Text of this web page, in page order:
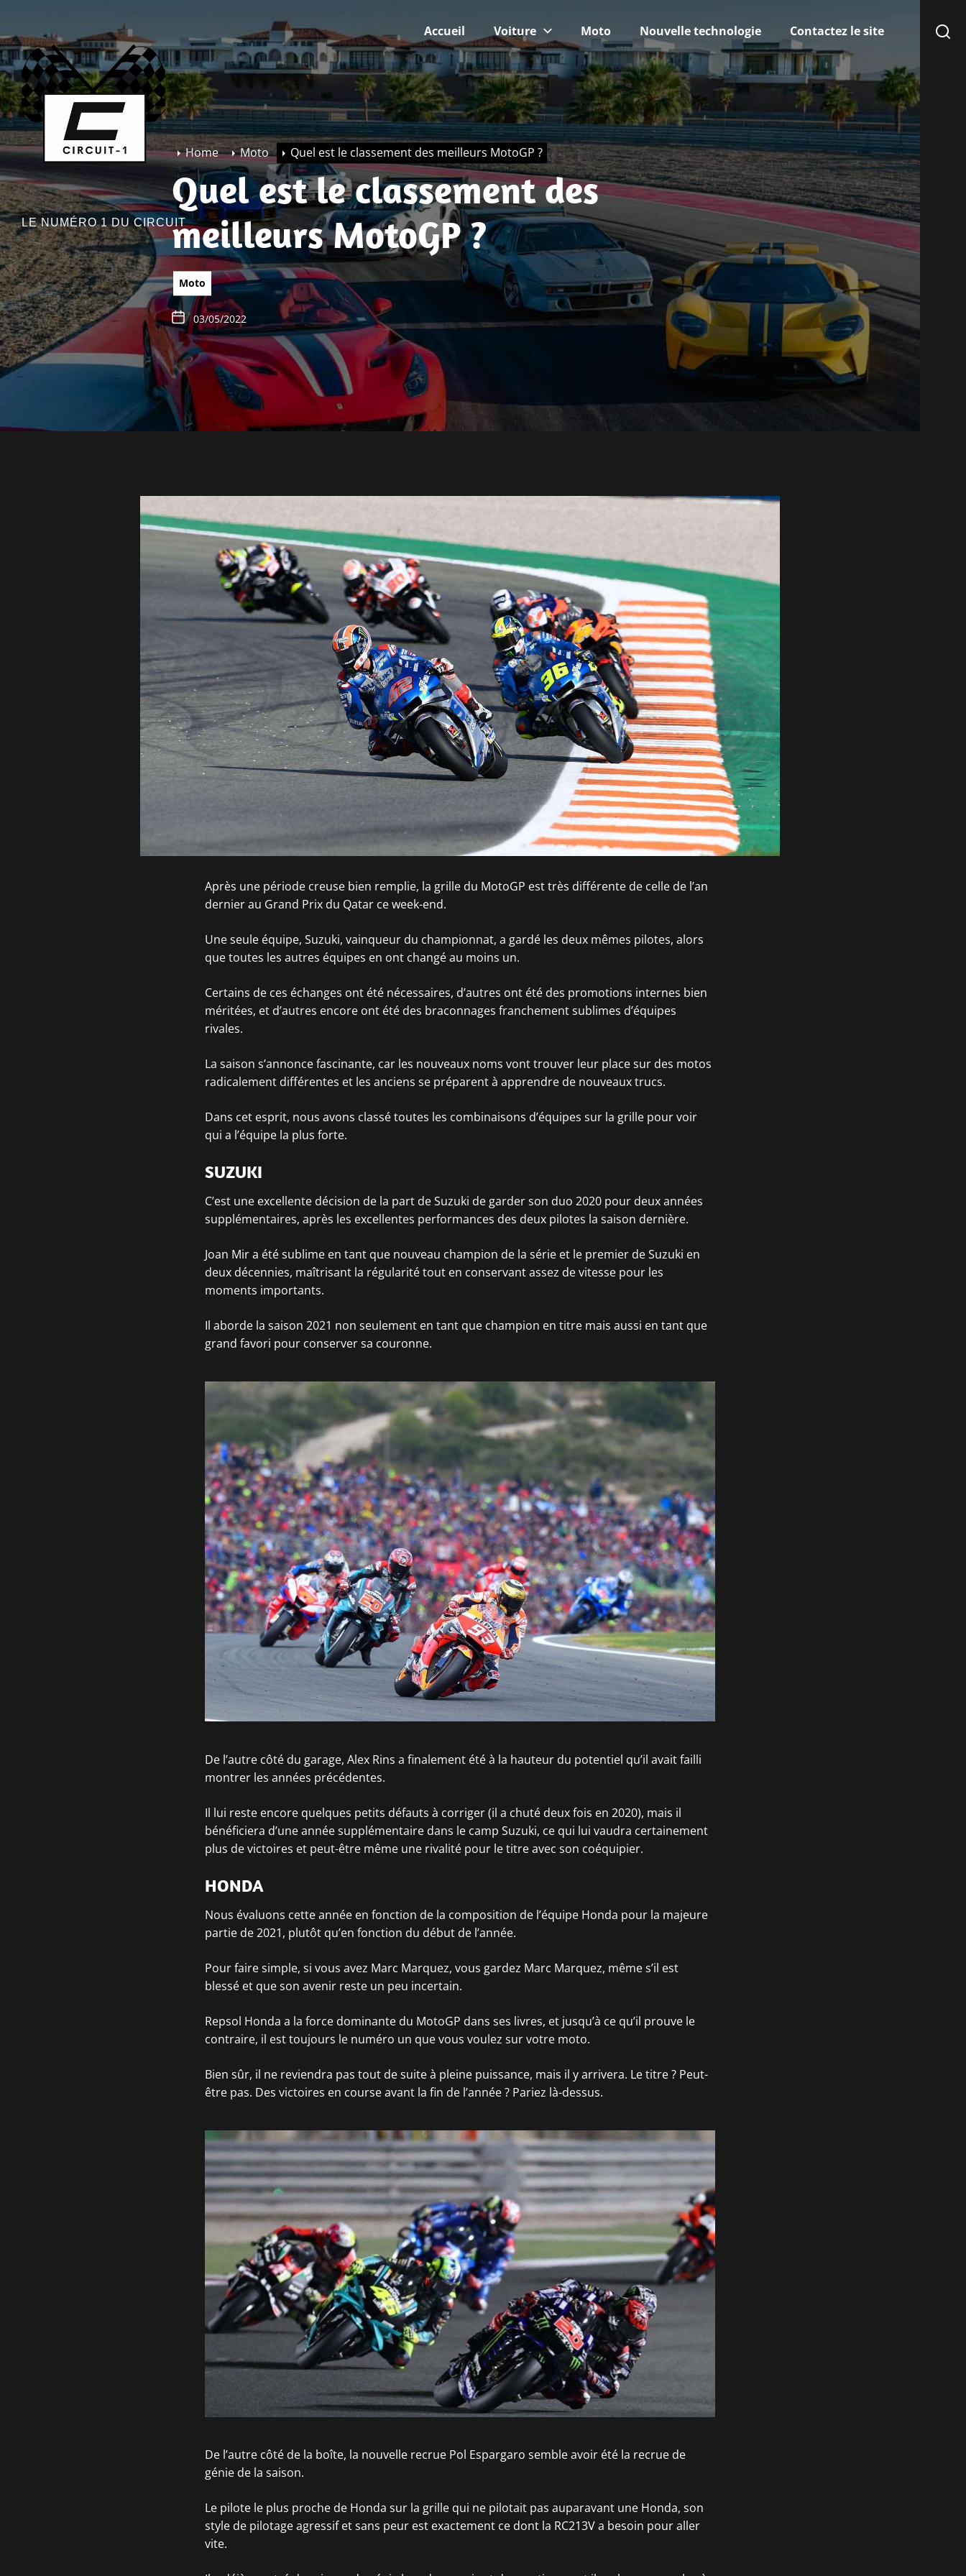
the
content
1
LE NUMÉRO 1 DU CIRCUIT
Accueil Voiture Moto Nouvelle technologie Contactez le site
Home Moto Quel est le classement des meilleurs MotoGP ?
Quel est le classement des
meilleurs MotoGP ?
Moto
03/05/2022
Après une période creuse bien remplie, la grille du MotoGP est très différente de celle de l’an
dernier au Grand Prix du Qatar ce week-end.
Une seule équipe, Suzuki, vainqueur du championnat, a gardé les deux mêmes pilotes, alors
que toutes les autres équipes en ont changé au moins un.
Certains de ces échanges ont été nécessaires, d’autres ont été des promotions internes bien
méritées, et d’autres encore ont été des braconnages franchement sublimes d’équipes
rivales.
La saison s’annonce fascinante, car les nouveaux noms vont trouver leur place sur des motos
radicalement différentes et les anciens se préparent à apprendre de nouveaux trucs.
Dans cet esprit, nous avons classé toutes les combinaisons d’équipes sur la grille pour voir
qui a l’équipe la plus forte.
SUZUKI
C’est une excellente décision de la part de Suzuki de garder son duo 2020 pour deux années
supplémentaires, après les excellentes performances des deux pilotes la saison dernière.
Joan Mir a été sublime en tant que nouveau champion de la série et le premier de Suzuki en
deux décennies, maîtrisant la régularité tout en conservant assez de vitesse pour les
moments importants.
Il aborde la saison 2021 non seulement en tant que champion en titre mais aussi en tant que
grand favori pour conserver sa couronne.
De l’autre côté du garage, Alex Rins a finalement été à la hauteur du potentiel qu’il avait failli
montrer les années précédentes.
Il lui reste encore quelques petits défauts à corriger (il a chuté deux fois en 2020), mais il
bénéficiera d’une année supplémentaire dans le camp Suzuki, ce qui lui vaudra certainement
plus de victoires et peut-être même une rivalité pour le titre avec son coéquipier.
HONDA
Nous évaluons cette année en fonction de la composition de l’équipe Honda pour la majeure
partie de 2021, plutôt qu’en fonction du début de l’année.
Pour faire simple, si vous avez Marc Marquez, vous gardez Marc Marquez, même s’il est
blessé et que son avenir reste un peu incertain.
Repsol Honda a la force dominante du MotoGP dans ses livres, et jusqu’à ce qu’il prouve le
contraire, il est toujours le numéro un que vous voulez sur votre moto.
Bien sûr, il ne reviendra pas tout de suite à pleine puissance, mais il y arrivera. Le titre ? Peut-
être pas. Des victoires en course avant la fin de l’année ? Pariez là-dessus.
De l’autre côté de la boîte, la nouvelle recrue Pol Espargaro semble avoir été la recrue de
génie de la saison.
Le pilote le plus proche de Honda sur la grille qui ne pilotait pas auparavant une Honda, son
style de pilotage agressif et sans peur est exactement ce dont la RC213V a besoin pour aller
vite.